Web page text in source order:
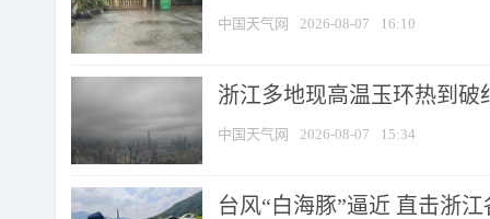
中国天气网 2026-08-07 16:10
浙江多地现高温玉环热到破
中国天气网 2026-08-07 15:34
台风“白海豚”逼近 直击浙